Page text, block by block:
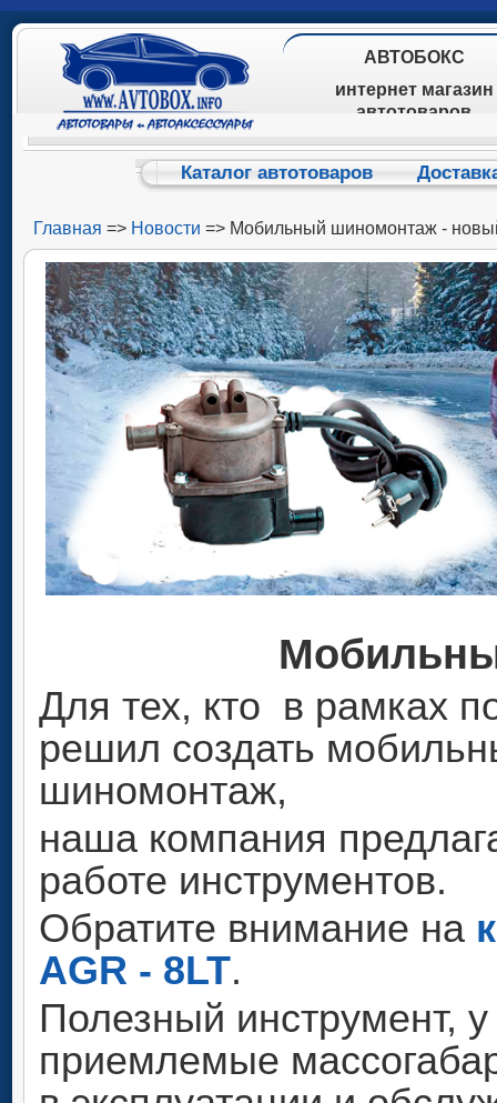
АВТОБОКС
интернет магазин
автотоваров
Каталог автотоваров
Главная => Новости => Мобильный шиномонтаж -
Для тех, кто в рамках
решил создать
шиномонтаж,
наша компания
работе инструментов.
Обратите внимание на
AGR - 8LT.
Полезный инструмент,
приемлемые